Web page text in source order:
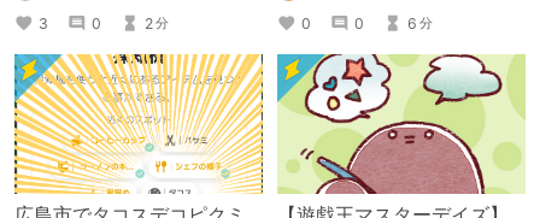
3
0 2分
0
0 6 分